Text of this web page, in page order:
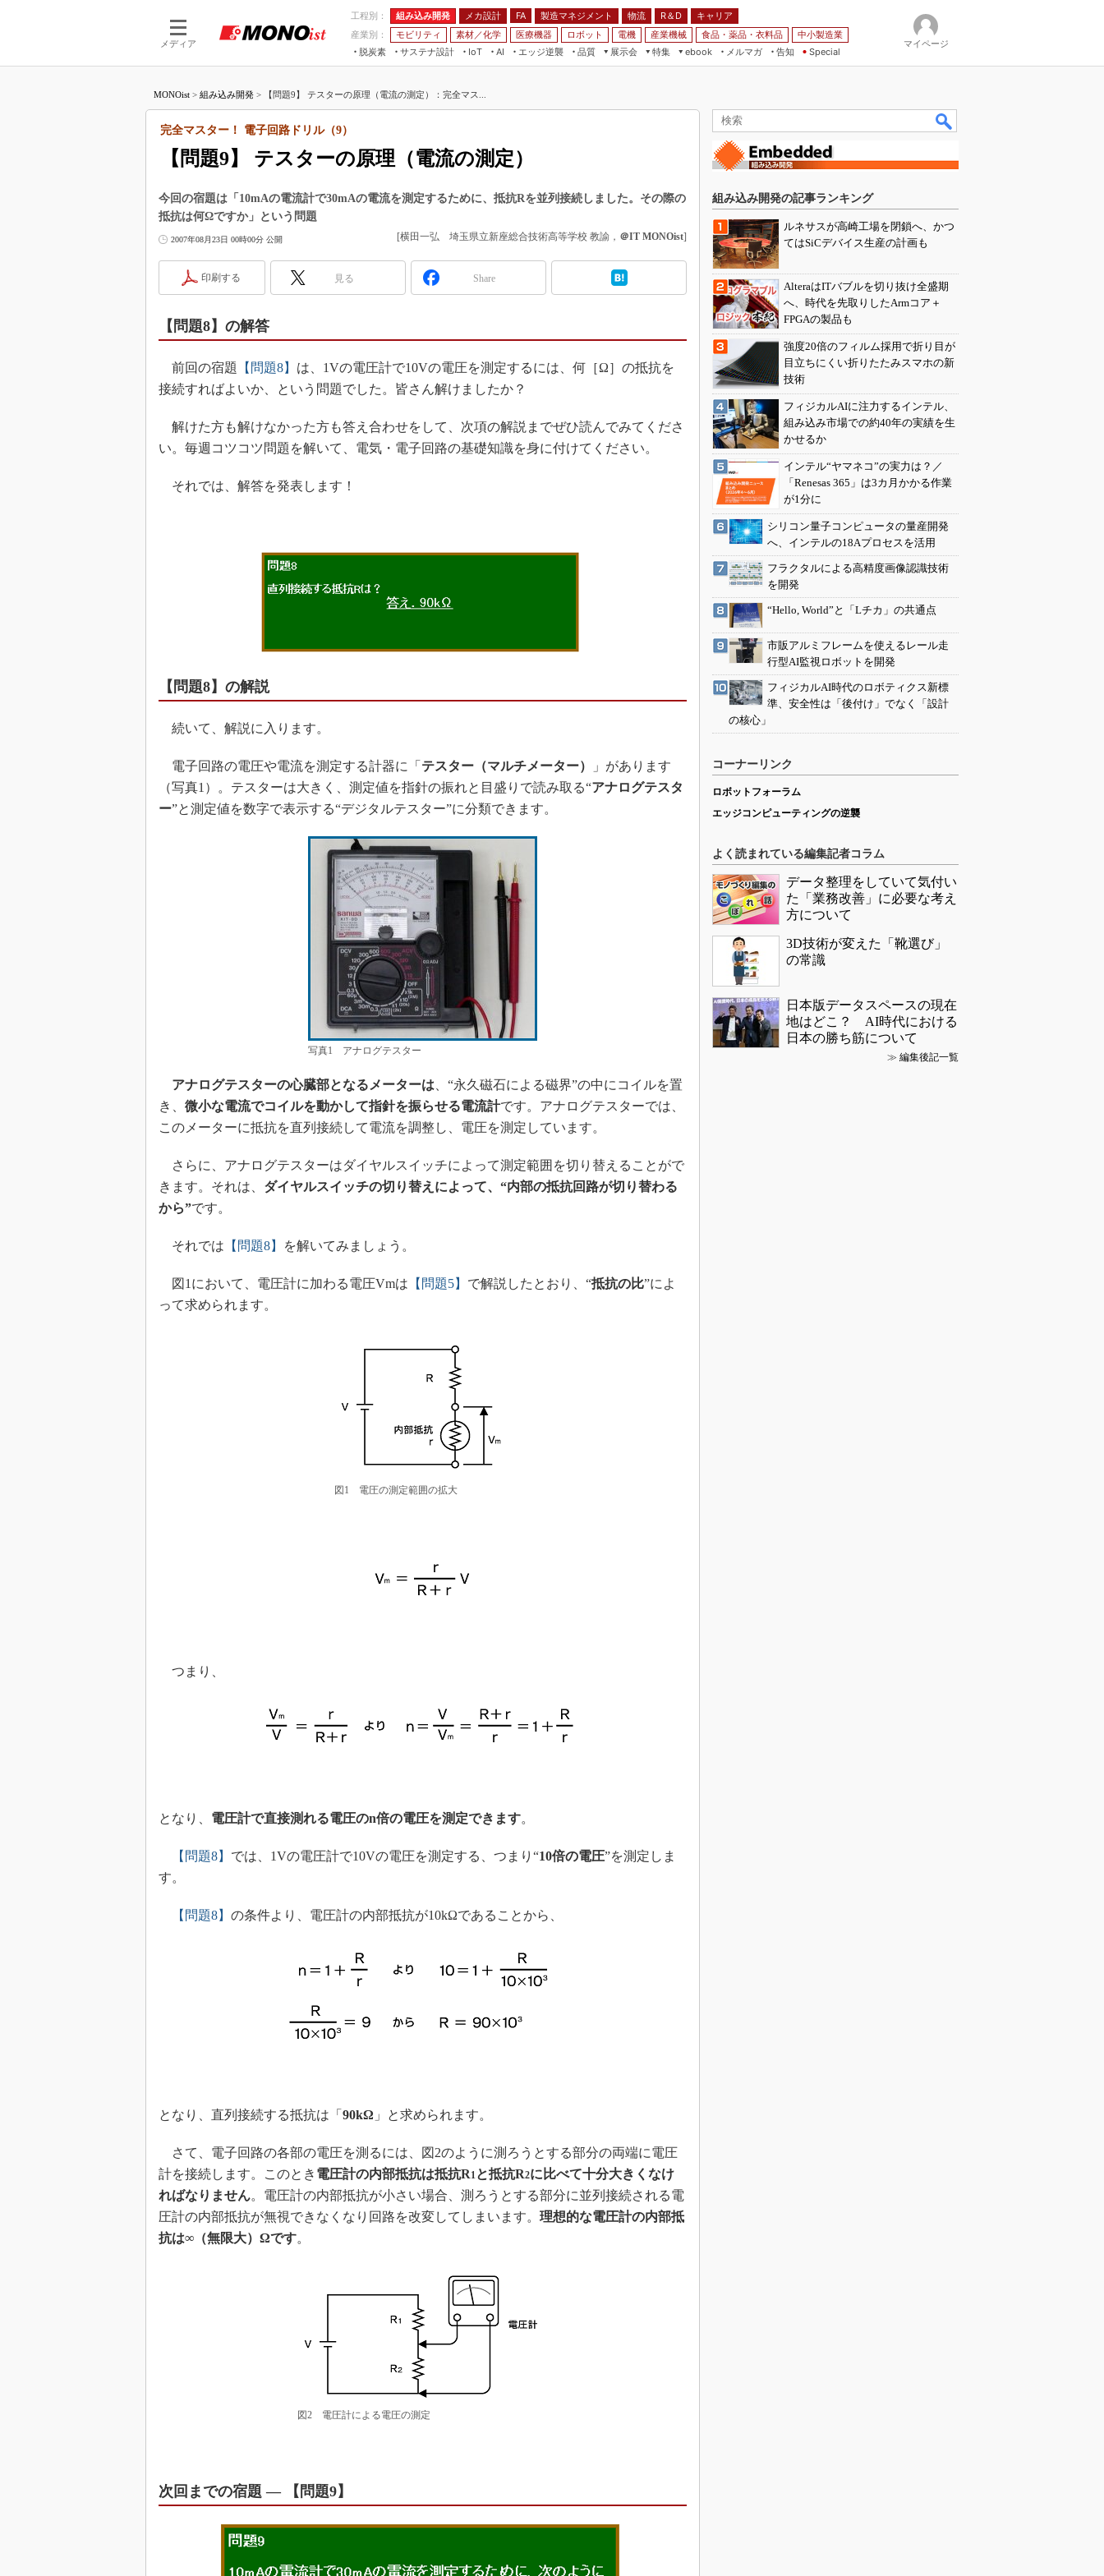
メディア
工程別： 組み込み開発 メカ設計 FA 製造マネジメント 物流 R＆D
キャリア
産業別：
モビリティ 素材／化学 医療機器 ロボット 電機 産業機械 食品・薬品・衣料品
中小製造業
脱炭素
サステナ設計
IoT
つながる工場
AI
AI×設備保全
エッジ逆襲 品質
展示会
JIMTOF
IIFES
ジャパンモビリティショー
TECHNO-FRONTIER
人テク展
スマート工場EXPO
AUTOMOTIVE WORLD
産業オープンネット展
特集
VR／AR
フィールドサービス
FPGA
車載ソフト開発
3Dプリンタ
デジタルツインとCAE
S＆OP
インダストリー4.0
植物工場
制御セキュリティ
ebook
モビリティ
素材／化学
メルマガ
告知 Special
マイページ
MONOist > 組み込み開発 > 【問題9】 テスターの原理（電流の測定）：完全マス...
【問題9】 テスターの原理（電流の測定）
完全マスター！ 電子回路ドリル（9）
今回の宿題は「10mAの電流計で30mAの電流を測定するために、抵抗Rを並列接続しました。その際の
抵抗は何Ωですか」という問題
2007年08月23日 00時00分 公開 [横田一弘 埼玉県立新座総合技術高等学校 教諭， ＠IT MONOist]
印刷する 見る Share
【問題8】の解答
前回の宿題 【問題8】 は、1Vの電圧計で10Vの電圧を測定するには、何［Ω］の抵抗を
接続すればよいか、という問題でした。皆さん解けましたか？
解けた方も解けなかった方も答え合わせをして、次項の解説までぜひ読んでみてくださ
い。毎週コツコツ問題を解いて、電気・電子回路の基礎知識を身に付けてください。
それでは、解答を発表します！
【問題8】の解説
続いて、解説に入ります。
電子回路の電圧や電流を測定する計器に「 テスター（マルチメーター）
」があります
（写真1）。テスターは大きく、測定値を指針の振れと目盛りで読み取る“アナログテスタ
ー”と測定値を数字で表示する“デジタルテスター”に分類できます。
写真1 アナログテスター
アナログテスターの心臓部となるメーターは 、“永久磁石による磁界”の中にコイルを置
き、 微小な電流でコイルを動かして指針を振らせる電流計です。アナログテスターでは、
このメーターに抵抗を直列接続して電流を調整し、電圧を測定しています。
さらに、アナログテスターはダイヤルスイッチによって測定範囲を切り替えることがで
きます。それは、 ダイヤルスイッチの切り替えによって、“内部の抵抗回路が切り替わる
から”です。
それでは 【問題8】 を解いてみましょう。
図1において、電圧計に加わる電圧Vmは 【問題5】 で解説したとおり、“抵抗の比”によ
って求められます。
図1 電圧の測定範囲の拡大
つまり、
となり、 電圧計で直接測れる電圧のn倍の電圧を測定できます。
【問題8】 では、1Vの電圧計で10Vの電圧を測定する、つまり“10倍の電圧”を測定しま
す。
【問題8】 の条件より、電圧計の内部抵抗が10kΩであることから、
となり、直列接続する抵抗は「 90kΩ 」と求められます。
さて、電子回路の各部の電圧を測るには、図2のように測ろうとする部分の両端に電圧
計を接続します。このとき 電圧計の内部抵抗は抵抗R1と抵抗R2に比べて十分大きくなけ
ればなりません。電圧計の内部抵抗が小さい場合、測ろうとする部分に並列接続される電
圧計の内部抵抗が無視できなくなり回路を改変してしまいます。 理想的な電圧計の内部抵
抗は∞（無限大）Ωです。
図2 電圧計による電圧の測定
次回までの宿題 ― 【問題9】
組み込み開発の記事ランキング
ルネサスが高崎工場を閉鎖へ、かつ
てはSiCデバイス生産の計画も
AlteraはITバブルを切り抜け全盛期
へ、時代を先取りしたArmコア＋
FPGAの製品も
強度20倍のフィルム採用で折り目が
目立ちにくい折りたたみスマホの新
技術
フィジカルAIに注力するインテル、
組み込み市場での約40年の実績を生
かせるか
インテル“ヤマネコ”の実力は？／
「Renesas 365」は3カ月かかる作業
が1分に
シリコン量子コンピュータの量産開発
へ、インテルの18Aプロセスを活用
フラクタルによる高精度画像認識技術
を開発
“Hello, World”と「Lチカ」の共通点
市販アルミフレームを使えるレール走
行型AI監視ロボットを開発
フィジカルAI時代のロボティクス新標
準、安全性は「後付け」でなく「設計
の核心」
コーナーリンク
ロボットフォーラム
エッジコンピューティングの逆襲
よく読まれている編集記者コラム
データ整理をしていて気付い
た「業務改善」に必要な考え
方について
3D技術が変えた「靴選び」
の常識
日本版データスペースの現在
地はどこ？ AI時代における
日本の勝ち筋について
≫ 編集後記一覧